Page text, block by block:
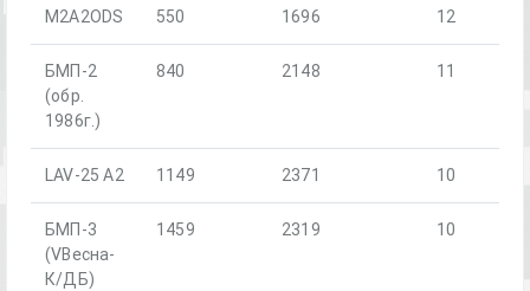
M2A2ODS 550 1696 12
БМП-2
(обр.
1986г.)
840 2148 11
LAV-25 A2 1149 2371 10
БМП-3
(VВесна-
К/ДБ)
1459 2319 10